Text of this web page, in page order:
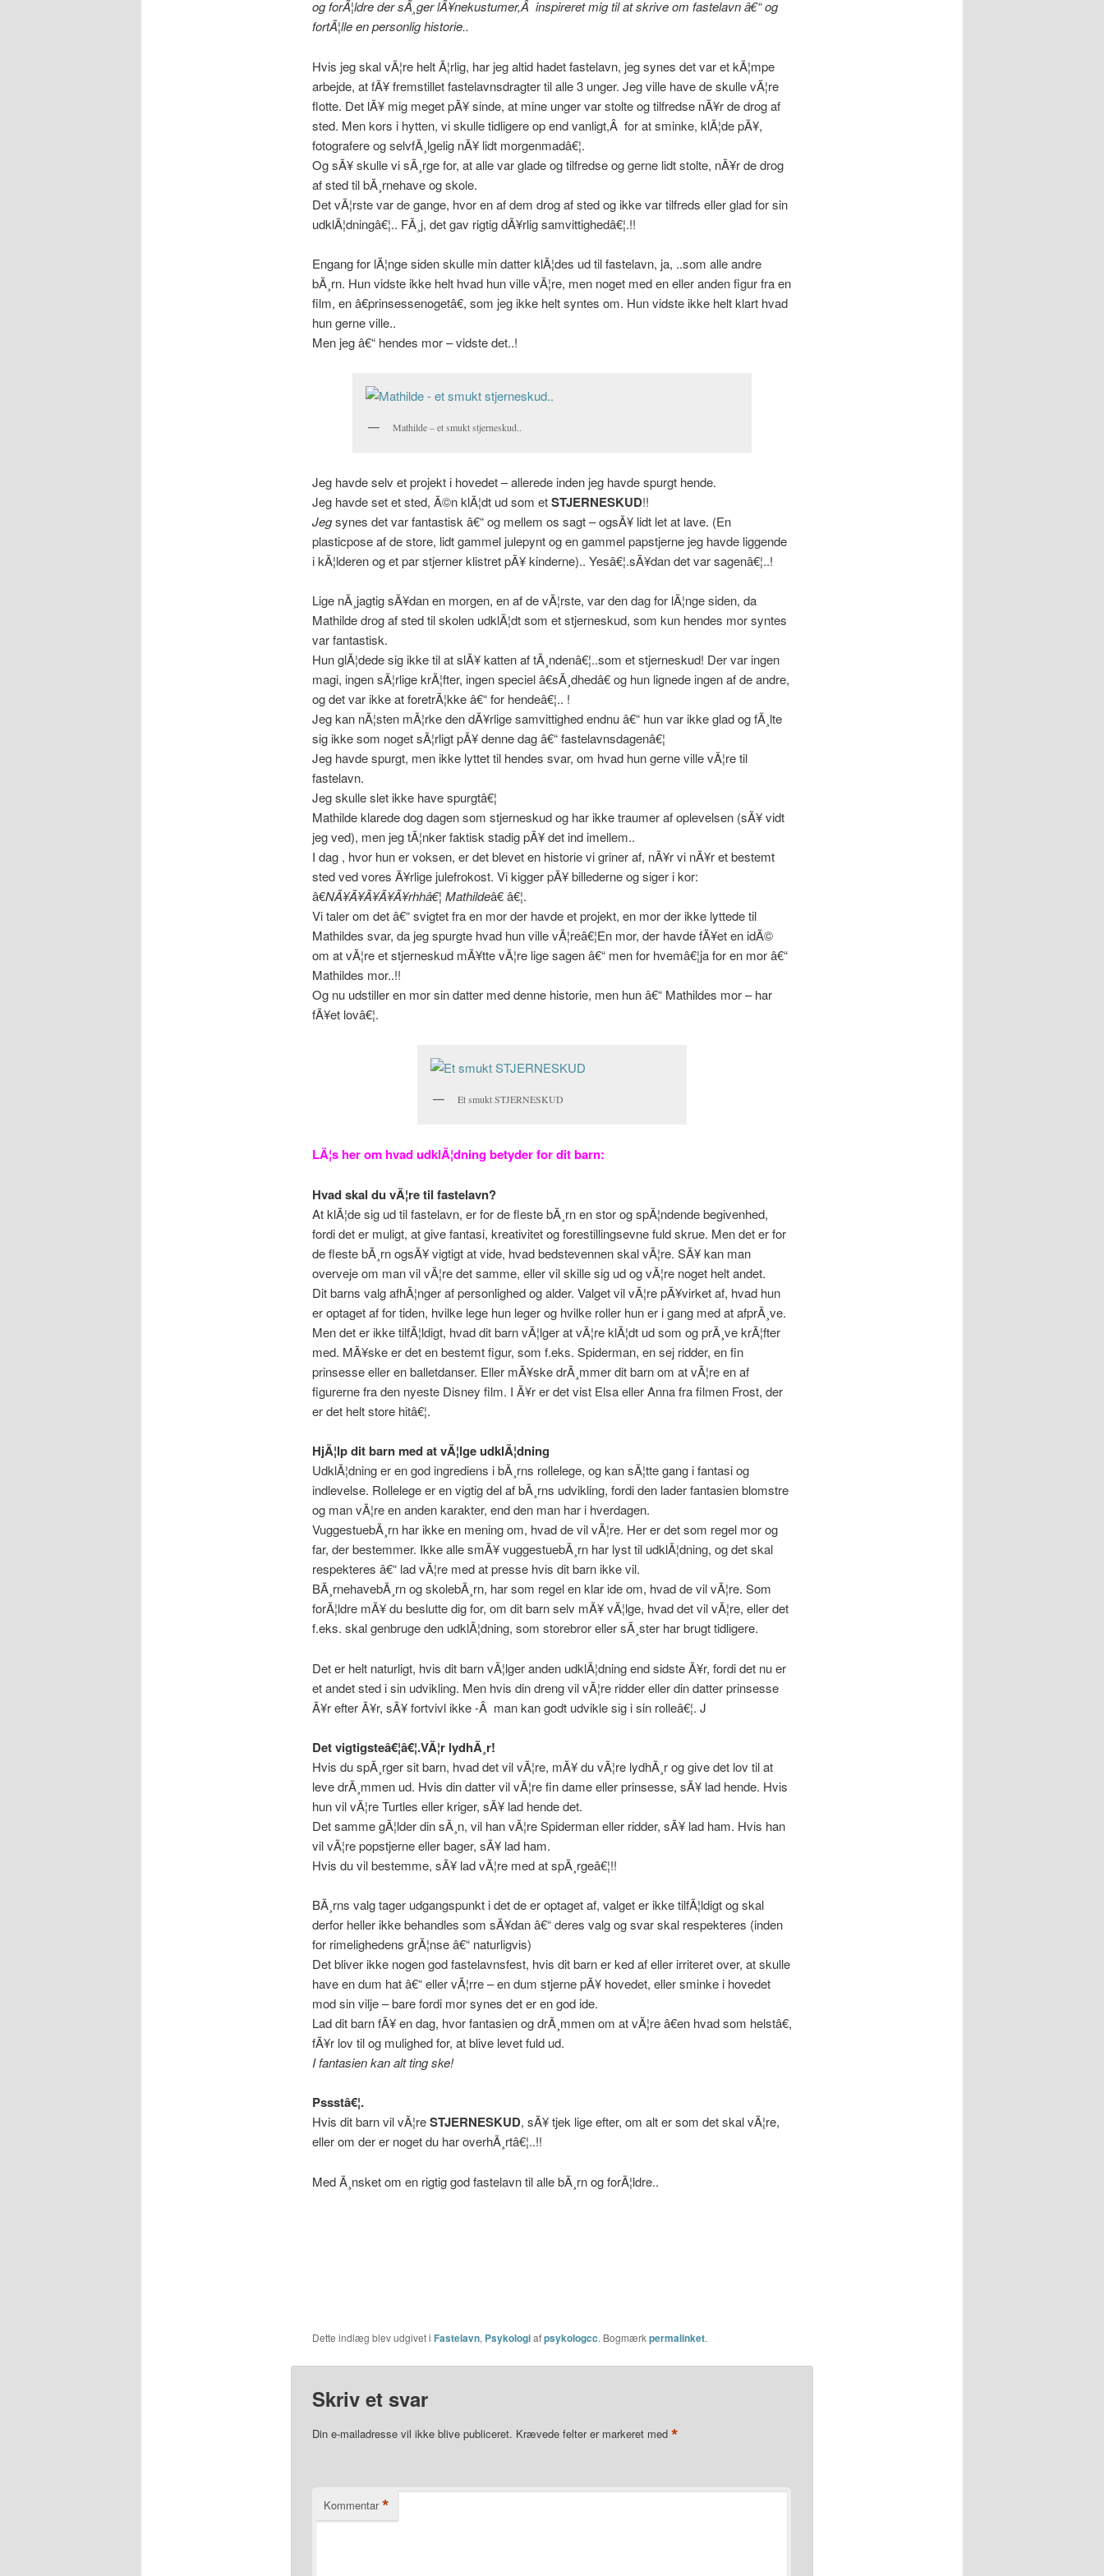
og forÃ¦ldre der sÃ¸ger lÃ¥nekustumer,Â inspireret mig til at skrive om fastelavn â€“ og
fortÃ¦lle en personlig historie..
Hvis jeg skal vÃ¦re helt Ã¦rlig, har jeg altid hadet fastelavn, jeg synes det var et kÃ¦mpe
arbejde, at fÃ¥ fremstillet fastelavnsdragter til alle 3 unger. Jeg ville have de skulle vÃ¦re
flotte. Det lÃ¥ mig meget pÃ¥ sinde, at mine unger var stolte og tilfredse nÃ¥r de drog af
sted. Men kors i hytten, vi skulle tidligere op end vanligt,Â for at sminke, klÃ¦de pÃ¥,
fotografere og selvfÃ¸lgelig nÃ¥ lidt morgenmadâ€¦.
Og sÃ¥ skulle vi sÃ¸rge for, at alle var glade og tilfredse og gerne lidt stolte, nÃ¥r de drog
af sted til bÃ¸rnehave og skole.
Det vÃ¦rste var de gange, hvor en af dem drog af sted og ikke var tilfreds eller glad for sin
udklÃ¦dningâ€¦.. FÃ¸j, det gav rigtig dÃ¥rlig samvittighedâ€¦.!!
Engang for lÃ¦nge siden skulle min datter klÃ¦des ud til fastelavn, ja, ..som alle andre
bÃ¸rn. Hun vidste ikke helt hvad hun ville vÃ¦re, men noget med en eller anden figur fra en
film, en â€prinsessenogetâ€, som jeg ikke helt syntes om. Hun vidste ikke helt klart hvad
hun gerne ville..
Men jeg â€“ hendes mor – vidste det..!
Mathilde – et smukt stjerneskud..
Jeg havde selv et projekt i hovedet – allerede inden jeg havde spurgt hende.
Jeg havde set et sted, Ã©n klÃ¦dt ud som etSTJERNESKUD!!
Jegsynes det var fantastisk â€“ og mellem os sagt – ogsÃ¥ lidt let at lave. (En
plasticpose af de store, lidt gammel julepynt og en gammel papstjerne jeg havde liggende
i kÃ¦lderen og et par stjerner klistret pÃ¥ kinderne).. Yesâ€¦.sÃ¥dan det var sagenâ€¦..!
Lige nÃ¸jagtig sÃ¥dan en morgen, en af de vÃ¦rste, var den dag for lÃ¦nge siden, da
Mathilde drog af sted til skolen udklÃ¦dt som et stjerneskud, som kun hendes mor syntes
var fantastisk.
Hun glÃ¦dede sig ikke til at slÃ¥ katten af tÃ¸ndenâ€¦..som et stjerneskud! Der var ingen
magi, ingen sÃ¦rlige krÃ¦fter, ingen speciel â€sÃ¸dhedâ€ og hun lignede ingen af de andre,
og det var ikke at foretrÃ¦kke â€“ for hendeâ€¦.. !
Jeg kan nÃ¦sten mÃ¦rke den dÃ¥rlige samvittighed endnu â€“ hun var ikke glad og fÃ¸lte
sig ikke som noget sÃ¦rligt pÃ¥ denne dag â€“ fastelavnsdagenâ€¦
Jeg havde spurgt, men ikke lyttet til hendes svar, om hvad hun gerne ville vÃ¦re til
fastelavn.
Jeg skulle slet ikke have spurgtâ€¦
Mathilde klarede dog dagen som stjerneskud og har ikke traumer af oplevelsen (sÃ¥ vidt
jeg ved), men jeg tÃ¦nker faktisk stadig pÃ¥ det ind imellem..
I dag , hvor hun er voksen, er det blevet en historie vi griner af, nÃ¥r vi nÃ¥r et bestemt
sted ved vores Ã¥rlige julefrokost. Vi kigger pÃ¥ billederne og siger i kor:
â€NÃ¥Ã¥Ã¥Ã¥Ã¥rhhâ€¦ Mathildeâ€ â€¦.
Vi taler om det â€“ svigtet fra en mor der havde et projekt, en mor der ikke lyttede til
Mathildes svar, da jeg spurgte hvad hun ville vÃ¦reâ€¦En mor, der havde fÃ¥et en idÃ©
om at vÃ¦re et stjerneskud mÃ¥tte vÃ¦re lige sagen â€“ men for hvemâ€¦ja for en mor â€“
Mathildes mor..!!
Og nu udstiller en mor sin datter med denne historie, men hun â€“ Mathildes mor – har
fÃ¥et lovâ€¦.
Et smukt STJERNESKUD
LÃ¦s her om hvad udklÃ¦dning betyder for dit barn:
Hvad skal du vÃ¦re til fastelavn?
At klÃ¦de sig ud til fastelavn, er for de fleste bÃ¸rn en stor og spÃ¦ndende begivenhed,
fordi det er muligt, at give fantasi, kreativitet og forestillingsevne fuld skrue. Men det er for
de fleste bÃ¸rn ogsÃ¥ vigtigt at vide, hvad bedstevennen skal vÃ¦re. SÃ¥ kan man
overveje om man vil vÃ¦re det samme, eller vil skille sig ud og vÃ¦re noget helt andet.
Dit barns valg afhÃ¦nger af personlighed og alder. Valget vil vÃ¦re pÃ¥virket af, hvad hun
er optaget af for tiden, hvilke lege hun leger og hvilke roller hun er i gang med at afprÃ¸ve.
Men det er ikke tilfÃ¦ldigt, hvad dit barn vÃ¦lger at vÃ¦re klÃ¦dt ud som og prÃ¸ve krÃ¦fter
med. MÃ¥ske er det en bestemt figur, som f.eks. Spiderman, en sej ridder, en fin
prinsesse eller en balletdanser. Eller mÃ¥ske drÃ¸mmer dit barn om at vÃ¦re en af
figurerne fra den nyeste Disney film. I Ã¥r er det vist Elsa eller Anna fra filmen Frost, der
er det helt store hitâ€¦.
HjÃ¦lp dit barn med at vÃ¦lge udklÃ¦dning
UdklÃ¦dning er en god ingrediens i bÃ¸rns rollelege, og kan sÃ¦tte gang i fantasi og
indlevelse. Rollelege er en vigtig del af bÃ¸rns udvikling, fordi den lader fantasien blomstre
og man vÃ¦re en anden karakter, end den man har i hverdagen.
VuggestuebÃ¸rn har ikke en mening om, hvad de vil vÃ¦re. Her er det som regel mor og
far, der bestemmer. Ikke alle smÃ¥ vuggestuebÃ¸rn har lyst til udklÃ¦dning, og det skal
respekteres â€“ lad vÃ¦re med at presse hvis dit barn ikke vil.
BÃ¸rnehavebÃ¸rn og skolebÃ¸rn, har som regel en klar ide om, hvad de vil vÃ¦re. Som
forÃ¦ldre mÃ¥ du beslutte dig for, om dit barn selv mÃ¥ vÃ¦lge, hvad det vil vÃ¦re, eller det
f.eks. skal genbruge den udklÃ¦dning, som storebror eller sÃ¸ster har brugt tidligere.
Det er helt naturligt, hvis dit barn vÃ¦lger anden udklÃ¦dning end sidste Ã¥r, fordi det nu er
et andet sted i sin udvikling. Men hvis din dreng vil vÃ¦re ridder eller din datter prinsesse
Ã¥r efter Ã¥r, sÃ¥ fortvivl ikke -Â man kan godt udvikle sig i sin rolleâ€¦. J
Det vigtigsteâ€¦â€¦.VÃ¦r lydhÃ¸r!
Hvis du spÃ¸rger sit barn, hvad det vil vÃ¦re, mÃ¥ du vÃ¦re lydhÃ¸r og give det lov til at
leve drÃ¸mmen ud. Hvis din datter vil vÃ¦re fin dame eller prinsesse, sÃ¥ lad hende. Hvis
hun vil vÃ¦re Turtles eller kriger, sÃ¥ lad hende det.
Det samme gÃ¦lder din sÃ¸n, vil han vÃ¦re Spiderman eller ridder, sÃ¥ lad ham. Hvis han
vil vÃ¦re popstjerne eller bager, sÃ¥ lad ham.
Hvis du vil bestemme, sÃ¥ lad vÃ¦re med at spÃ¸rgeâ€¦!!
BÃ¸rns valg tager udgangspunkt i det de er optaget af, valget er ikke tilfÃ¦ldigt og skal
derfor heller ikke behandles som sÃ¥dan â€“ deres valg og svar skal respekteres (inden
for rimelighedens grÃ¦nse â€“ naturligvis)
Det bliver ikke nogen god fastelavnsfest, hvis dit barn er ked af eller irriteret over, at skulle
have en dum hat â€“ eller vÃ¦rre – en dum stjerne pÃ¥ hovedet, eller sminke i hovedet
mod sin vilje – bare fordi mor synes det er en god ide.
Lad dit barn fÃ¥ en dag, hvor fantasien og drÃ¸mmen om at vÃ¦re â€en hvad som helstâ€,
fÃ¥r lov til og mulighed for, at blive levet fuld ud.
I fantasien kan alt ting ske!
Pssstâ€¦.
Hvis dit barn vil vÃ¦reSTJERNESKUD, sÃ¥ tjek lige efter, om alt er som det skal vÃ¦re,
eller om der er noget du har overhÃ¸rtâ€¦..!!
Med Ã¸nsket om en rigtig god fastelavn til alle bÃ¸rn og forÃ¦ldre..
Dette indlæg blev udgivet i Fastelavn, Psykologiafpsykologcc. Bogmærkpermalinket.
Skriv et svar
Din e-mailadresse vil ikke blive publiceret. Krævede felter er markeret med *
Kommentar *